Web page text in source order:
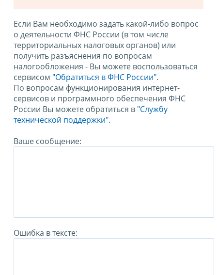
Если Вам необходимо задать какой-либо вопрос
о деятельности ФНС России (в том числе
территориальных налоговых органов) или
получить разъяснения по вопросам
налогообложения - Вы можете воспользоваться
сервисом "Обратиться в ФНС России".
По вопросам функционирования интернет-
сервисов и программного обеспечения ФНС
России Вы можете обратиться в "Службу
технической поддержки".
Ваше сообщение:
Ошибка в тексте: